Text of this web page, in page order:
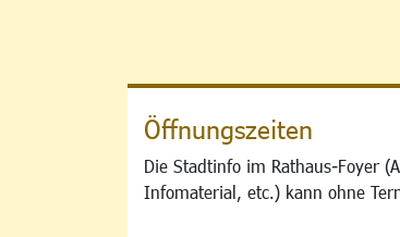
Öffnungszeiten
Die Stadtinfo im Rathaus-Foyer
Infomaterial, etc.) kann ohne